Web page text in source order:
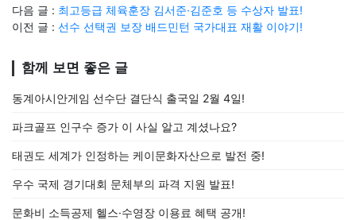
다음 글 : 최고등급 체육훈장 김서준·김준호 등 수상자 발표!
이전 글 : 선수 선택권 보장 배드민턴 국가대표 재활 이야기!
함께 보면 좋은 글
동계아시안게임 선수단 결단식 출국일 2월 4일!
파크골프 인구수 증가 이 사실 알고 계셨나요?
태권도 세계가 인정하는 케이문화자산으로 발전 중!
우수 국제 경기대회 문체부의 파격 지원 발표!
문화비 소득공제 헬스·수영장 이용료 혜택 공개!